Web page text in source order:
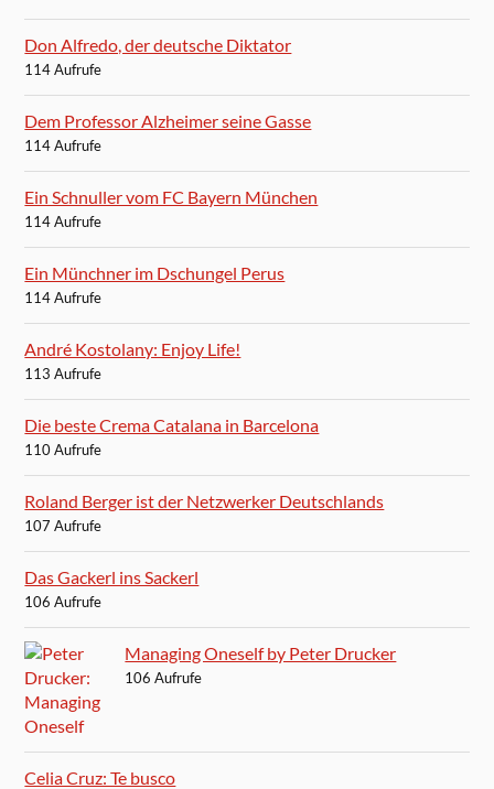
Don Alfredo, der deutsche Diktator
114 Aufrufe
Dem Professor Alzheimer seine Gasse
114 Aufrufe
Ein Schnuller vom FC Bayern München
114 Aufrufe
Ein Münchner im Dschungel Perus
114 Aufrufe
André Kostolany: Enjoy Life!
113 Aufrufe
Die beste Crema Catalana in Barcelona
110 Aufrufe
Roland Berger ist der Netzwerker Deutschlands
107 Aufrufe
Das Gackerl ins Sackerl
106 Aufrufe
Managing Oneself by Peter Drucker
106 Aufrufe
Celia Cruz: Te busco